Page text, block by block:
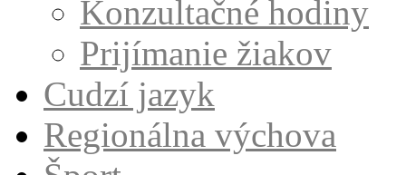
Konzultačné hodiny
Prijímanie žiakov
Cudzí jazyk
Regionálna výchova